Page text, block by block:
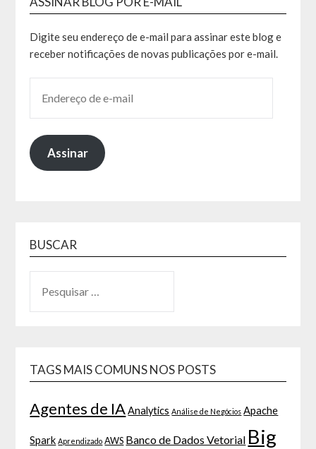
Digite seu endereço de e-mail para assinar este blog e
receber notificações de novas publicações por e-mail.
Assinar
BUSCAR
TAGS MAIS COMUNS NOS POSTS
Agentes de IA Analytics Análise de Negócios Apache
Spark Aprendizado AWS Banco de Dados Vetorial Big